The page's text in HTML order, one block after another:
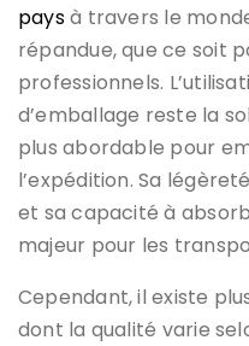
paysà travers le
répandue, que ce soit
professionnels.
d’emballage reste la
plus abordable pour
l’expédition. Sa
et sa capacité à
majeur pour les
Cependant, il existe
dont la qualité varie